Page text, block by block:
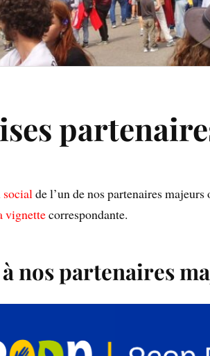
socialde l’un de nos partenaires majeurs
vignettecorrespondante.
nos partenaires